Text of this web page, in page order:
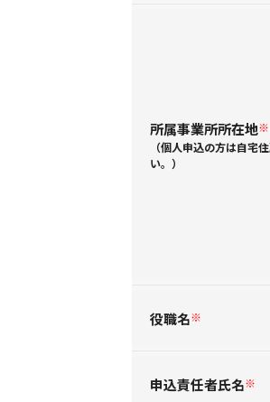
所属事業所所在地※
（個人申込の方は自宅
い。）
役職名※
申込責任者氏名※